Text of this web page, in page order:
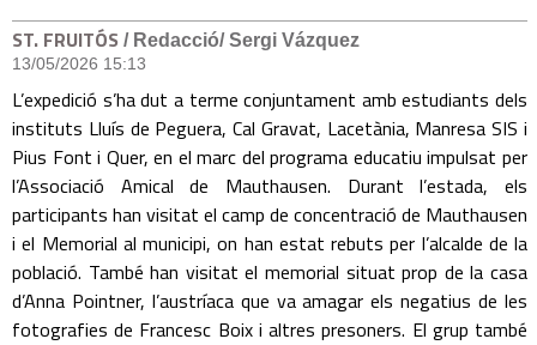
ST. FRUITÓS / Redacció/ Sergi Vázquez
13/05/2026 15:13
L’expedició s’ha dut a terme conjuntament amb estudiants dels
instituts Lluís de Peguera, Cal Gravat, Lacetània, Manresa SIS i
Pius Font i Quer, en el marc del programa educatiu impulsat per
l’Associació Amical de Mauthausen. Durant l’estada, els
participants han visitat el camp de concentració de Mauthausen
i el Memorial al municipi, on han estat rebuts per l’alcalde de la
població. També han visitat el memorial situat prop de la casa
d’Anna Pointner, l’austríaca que va amagar els negatius de les
fotografies de Francesc Boix i altres presoners. El grup també